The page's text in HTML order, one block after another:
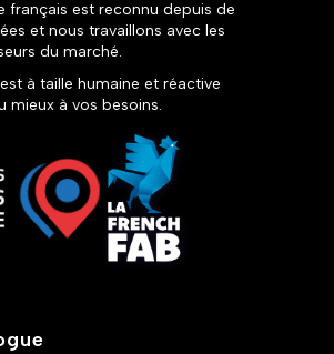
français est reconnu depuis de
et nous travaillons avec les
du marché.
à taille humaine et réactive
mieux à vos besoins.